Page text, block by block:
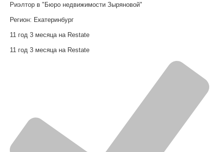
Риэлтор в "Бюро недвижимости Зыряновой"
Регион: Екатеринбург
11 год 3 месяца на Restate
11 год 3 месяца на Restate